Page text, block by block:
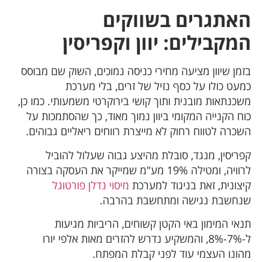
האתגרים בשווקים
המקבילים: יוון וקפריסין
בזמן שיוון מציעה מחירי כניסה נמוכים, השוק שם מבוסס
כמעט כולו על כסף נזיל של זרים, בלי מערכת
משכנתאות מובנית ותוך קושי בירוקרטי משמעותי. כמו כן,
כוח הקנייה המקומי ביוון נמוך מאוד, כך שהסתמכות על
השכרה לטווח רחוק לא מייצרת רווחים ריאליים גבוהים.
קפריסין, מנגד, סובלת מהיצע גבוה שעלול להוביל
לרוויה, ומטילה 19% מע"מ שמייקר את העסקה בצורה
קיצונית, זאת בניגוד למערכת מיסוי נדלן פורטוגל
שנחשבת נגישה ומתחשבת בהרבה.
תנאי המימון באי הקטן קשוחים, הריביות מגיעות
ל-7%-8%, והמשקיע נדרש להזרים מאות אלפי יורו
מהונו העצמי עוד לפני קבלת המפתח.